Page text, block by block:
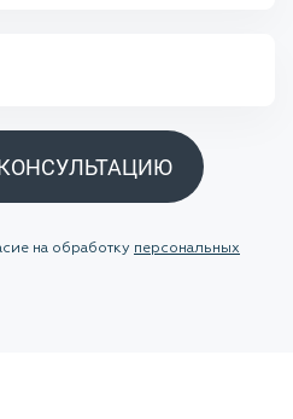
на обработку персональных